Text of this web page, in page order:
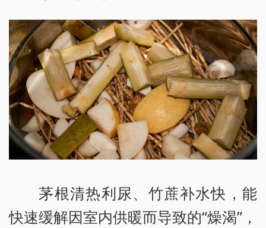
茅根清热利尿、竹蔗补水快，能
快速缓解因室内供暖而导致的“燥渴”，